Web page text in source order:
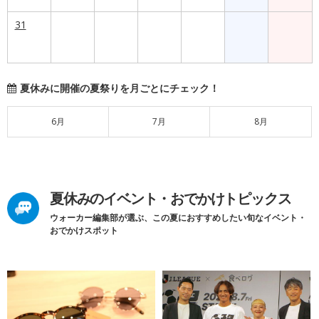
31
夏休みに開催の夏祭りを月ごとにチェック！
6月 7月 8月
夏休みのイベント・おでかけトピックス
ウォーカー編集部が選ぶ、この夏におすすめしたい旬なイベント・
おでかけスポット